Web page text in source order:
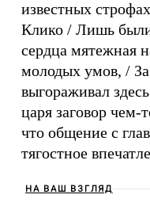
известных
Клико / Лишь
сердца мятежная
молодых умов, /
выгораживал
царя заговор
что общение с
тягостное
НА ВАШ ВЗГЛЯД